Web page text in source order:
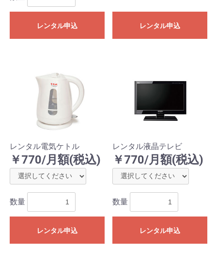
レンタル申込 レンタル申込
レンタル電気ケトル
￥770/月額(税込)
数量
レンタル申込
レンタル液晶テレビ
￥770/月額(税込)
数量
レンタル申込